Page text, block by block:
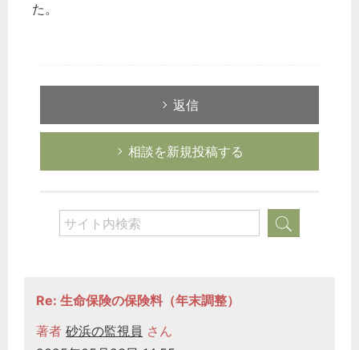
た。
返信
相談を新規投稿する
Re: 生命保険の保険料（年末調整）
著者 砂浜の監視員 さん